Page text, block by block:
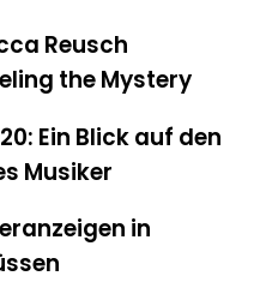
Reusch
the Mystery
Ein Blick auf den
Musiker
in